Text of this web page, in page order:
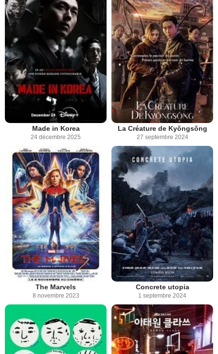
Made in Korea
24 décembre 2025
La Créature de Kyŏngsŏng
27 septembre 2024
The Marvels
8 novembre 2023
Concrete utopia
1 septembre 2024